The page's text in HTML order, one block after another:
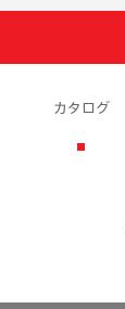
カタログ